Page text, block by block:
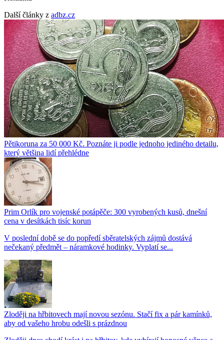
Další články z adbz.cz
Pětikoruna za 50 000 Kč. Poznáte ji podle jednoho jediného detailu,
který většina lidí přehlédne
Prim Orlík pro vojenské potápěče: 300 vyrobených kusů, dnešní
cena v desítkách tisíc korun
V poslední době se do popředí sběratelských zájmů dostává
nečekaný předmět – náramkové hodinky. Vyplatí se...
Zloději na hřbitovech mají novou sezónu. Stačí fix a pár kamínků,
aby od vašeho hrobu odešli s prázdnou